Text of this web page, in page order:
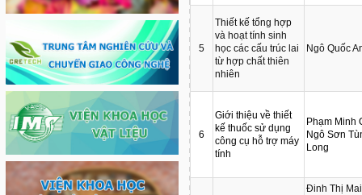
5
Thiết kế tổng hợp
và hoạt tính sinh
học các cấu trúc lai
từ hợp chất thiên
nhiên
Ngô Quốc
6
Giới thiệu về thiết
kế thuốc sử dụng
công cụ hỗ trợ máy
tính
Phạm Minh
Ngô Sơn
Long
Đinh Thị